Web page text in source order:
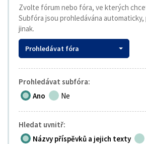
Zvolte fórum nebo fóra, ve kterých
Subfóra jsou prohledávána
jinak.
Prohledávat fóra
Prohledávat subfóra:
Ano
Ne
Hledat uvnitř:
Názvy příspěvků a jejich texty